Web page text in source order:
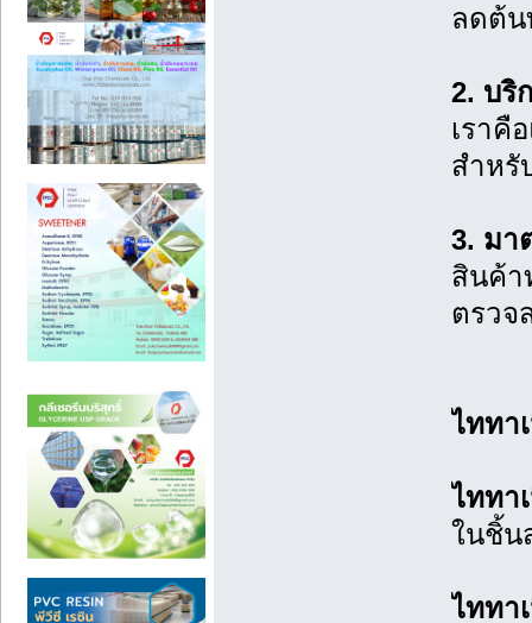
ลดต้น
2. บริ
เราคื
สำหรั
3. มา
สินค้า
ตรวจ
ไททา
ไททา
ในชิ้น
ไททา